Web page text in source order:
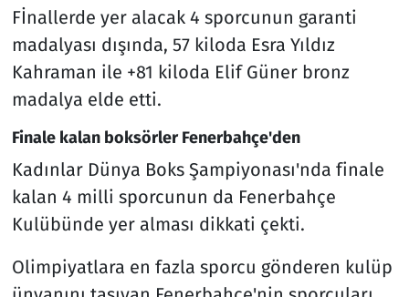
Fİnallerde yer alacak 4 sporcunun garanti
madalyası dışında, 57 kiloda Esra Yıldız
Kahraman ile +81 kiloda Elif Güner bronz
madalya elde etti.
Finale kalan boksörler Fenerbahçe'den
Kadınlar Dünya Boks Şampiyonası'nda finale
kalan 4 milli sporcunun da Fenerbahçe
Kulübünde yer alması dikkati çekti.
Olimpiyatlara en fazla sporcu gönderen kulüp